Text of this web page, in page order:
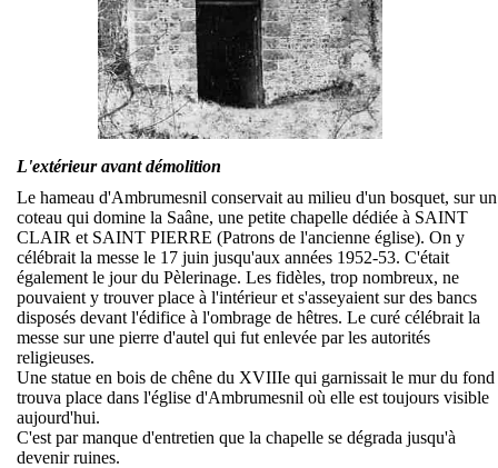
L'extérieur avant démolition
Le hameau d'Ambrumesnil conservait au milieu d'un bosquet, sur un
coteau qui domine la Saâne, une petite chapelle dédiée à SAINT
CLAIR et SAINT PIERRE (Patrons de l'ancienne église). On y
célébrait la messe le 17 juin jusqu'aux années 1952-53. C'était
également le jour du Pèlerinage. Les fidèles, trop nombreux, ne
pouvaient y trouver place à l'intérieur et s'asseyaient sur des bancs
disposés devant l'édifice à l'ombrage de hêtres. Le curé célébrait la
messe sur une pierre d'autel qui fut enlevée par les autorités
religieuses.
Une statue en bois de chêne du XVIIIe qui garnissait le mur du fond
trouva place dans l'église d'Ambrumesnil où elle est toujours visible
aujourd'hui.
C'est par manque d'entretien que la chapelle se dégrada jusqu'à
devenir ruines.